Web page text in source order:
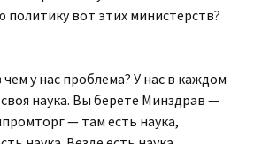
политику вот этих министерств?
у нас проблема? У нас в каждом
наука. Вы берете Минздрав —
— там есть наука,